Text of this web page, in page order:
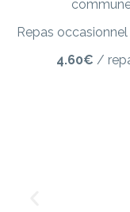
Repas
4.60€ /